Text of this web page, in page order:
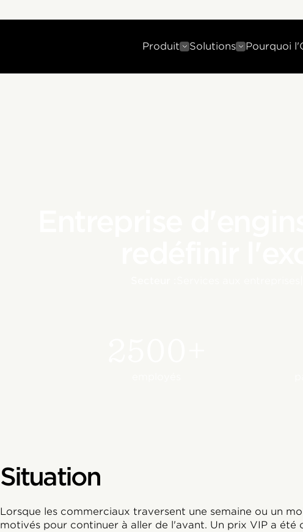
Produit Solutions Pourquoi
Situation
Lorsque les commerciaux traversent une semaine ou un
motivés pour continuer à aller de l'avant. Un prix VIP a été